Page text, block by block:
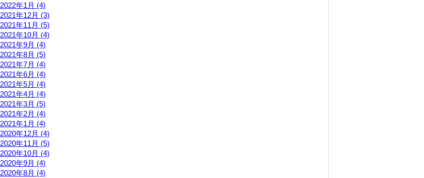
2022年1月 (4)
2021年12月 (3)
2021年11月 (5)
2021年10月 (4)
2021年9月 (4)
2021年8月 (5)
2021年7月 (4)
2021年6月 (4)
2021年5月 (4)
2021年4月 (4)
2021年3月 (5)
2021年2月 (4)
2021年1月 (4)
2020年12月 (4)
2020年11月 (5)
2020年10月 (4)
2020年9月 (4)
2020年8月 (4)